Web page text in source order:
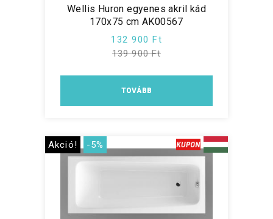
Wellis Huron egyenes akril kád
170x75 cm AK00567
132 900 Ft
139 900 Ft
TOVÁBB
Akció! -5%